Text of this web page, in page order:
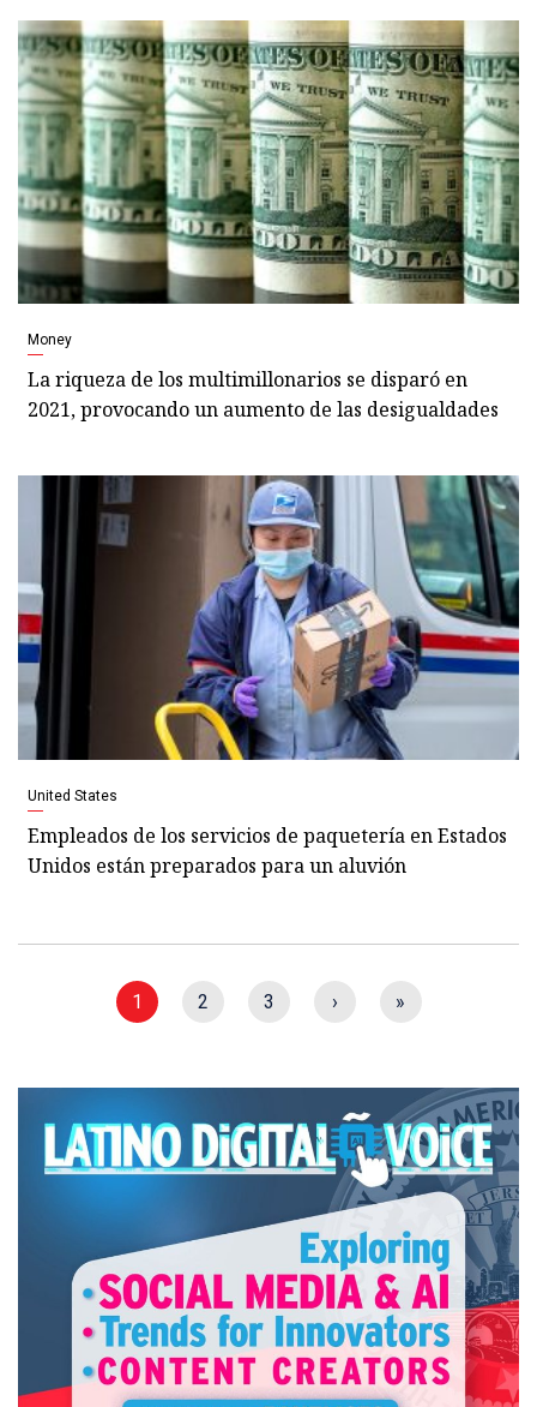
Money
La riqueza de los multimillonarios se disparó en
2021, provocando un aumento de las desigualdades
United States
Empleados de los servicios de paquetería en Estados
Unidos están preparados para un aluvión
1 2 3 › »